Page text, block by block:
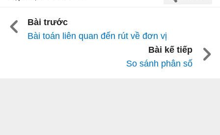
Bài trước
Bài toán liên quan đến rút về đơn vị
Bài kế tiếp
So sánh phân số